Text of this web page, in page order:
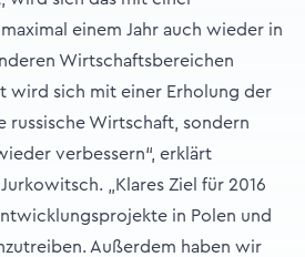
einem Jahr auch wieder in
Wirtschaftsbereichen
wird sich mit einer Erholung der
russische Wirtschaft, sondern
verbessern“, erklärt
„Klares Ziel für 2016
in Polen und
Außerdem haben wir